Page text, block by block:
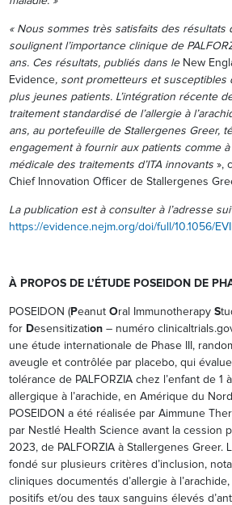
« Nous sommes très satisfaits des résultats
soulignent l’importance clinique de
ans.Ces résultats, publiés dans le New
Evidence, sont prometteurs et susceptibles
plus jeunes patients. L’intégration récente
traitement standardisé de l’allergie à
ans, au portefeuille de Stallergenes Greer,
engagement à fournir aux patients comme
médicale des traitements d’ITA innovants»,
Chief Innovation Officer de Stallergenes
La publication est à consulter à l’adresse
https://evidence.nejm.org/doi/full/10.1056/
À PROPOS DE L’ÉTUDE POSEIDON DE
POSEIDON (Peanut Oral Immunotherapy S
for Desensitization– numéro
une étude internationale de Phase III,
aveugle et contrôlée par placebo, qui évalue
tolérance de PALFORZIA chez l’enfant de 1
allergique à l’arachide, en Amérique du
POSEIDON a été réalisée par Aimmune
par Nestlé Health Science avant la cession
2023, de PALFORZIA à Stallergenes Greer.
fondé sur plusieurs critères d’inclusion,
cliniques documentés d’allergie à
positifs et/ou des taux sanguins élevés